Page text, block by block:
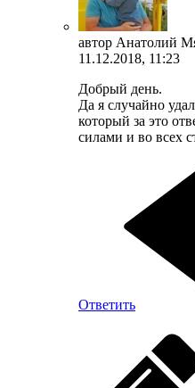
автор Анатолий
11.12.2018, 11:23
Добрый день.
Да я случайно
который за это
силами и во всех
Ответить